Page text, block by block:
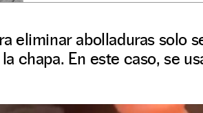
eliminar abolladuras solo
chapa. En este caso, se